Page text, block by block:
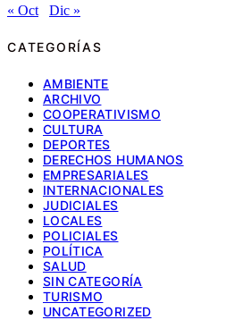
« Oct
Dic »
CATEGORÍAS
AMBIENTE
ARCHIVO
COOPERATIVISMO
CULTURA
DEPORTES
DERECHOS HUMANOS
EMPRESARIALES
INTERNACIONALES
JUDICIALES
LOCALES
POLICIALES
POLÍTICA
SALUD
SIN CATEGORÍA
TURISMO
UNCATEGORIZED